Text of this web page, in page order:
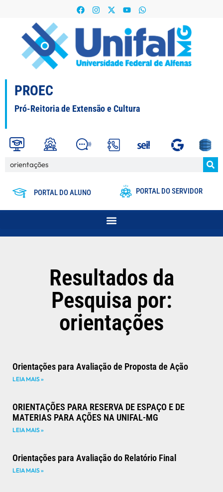
PROEC
Pró-Reitoria de Extensão e Cultura
PORTAL DO ALUNO PORTAL DO SERVIDOR
Resultados da
Pesquisa por:
orientações
Orientações para Avaliação de Proposta de Ação
LEIA MAIS »
ORIENTAÇÕES PARA RESERVA DE ESPAÇO E DE
MATERIAS PARA AÇÕES NA UNIFAL-MG
LEIA MAIS »
Orientações para Avaliação do Relatório Final
LEIA MAIS »